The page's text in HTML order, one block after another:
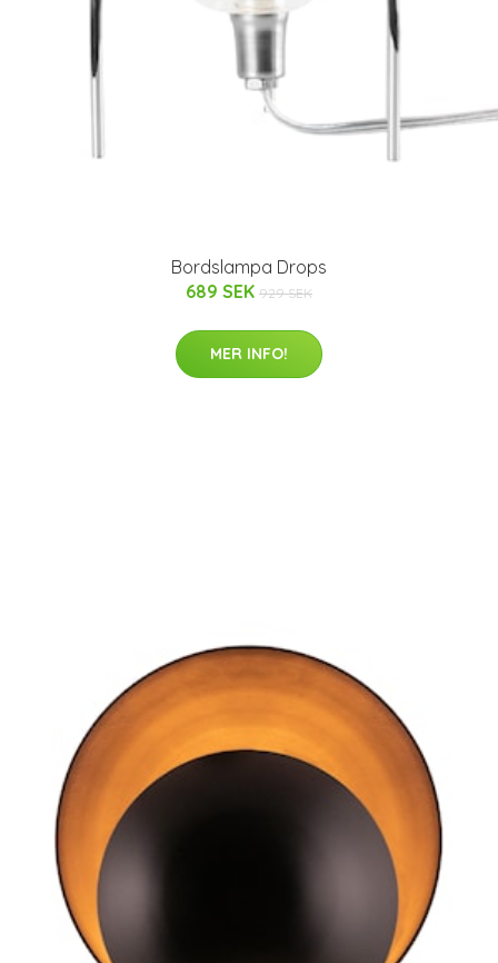
Bordslampa Drops
689 SEK 929 SEK
MER INFO!